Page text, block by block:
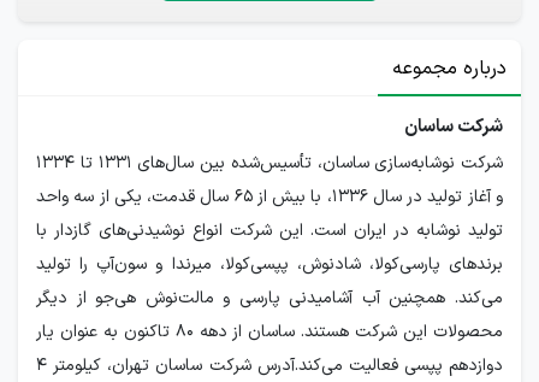
درباره مجموعه
شرکت ساسان
شرکت نوشابه‌سازی ساسان، تأسیس‌شده بین سال‌های ۱۳۳۱ تا ۱۳۳۴
و آغاز تولید در سال ۱۳۳۶، با بیش از ۶۵ سال قدمت، یکی از سه واحد
تولید نوشابه در ایران است. این شرکت انواع نوشیدنی‌های گازدار با
برندهای پارسی‌کولا، شادنوش، پپسی‌کولا، میرندا و سون‌آپ را تولید
می‌کند. همچنین آب آشامیدنی پارسی و مالت‌نوش هی‌جو از دیگر
محصولات این شرکت هستند. ساسان از دهه ۸۰ تاکنون به عنوان یار
دوازدهم پپسی فعالیت می‌کند.آدرس شرکت ساسان تهران، کیلومتر 4